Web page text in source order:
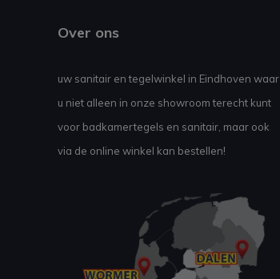
Over ons
uw sanitair en tegelwinkel in Eindhoven waar
u niet alleen in onze showroom terecht kunt
voor badkamertegels en sanitair, maar ook
via de online winkel kan bestellen!